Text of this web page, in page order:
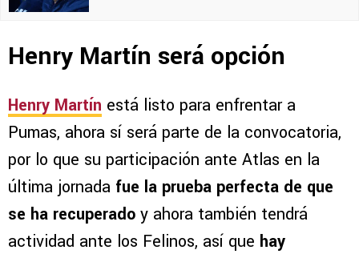
Henry Martín será opción
Henry Martín está listo para enfrentar a
Pumas, ahora sí será parte de la convocatoria,
por lo que su participación ante Atlas en la
última jornada fue la prueba perfecta de que
se ha recuperado y ahora también tendrá
actividad ante los Felinos, así que hay